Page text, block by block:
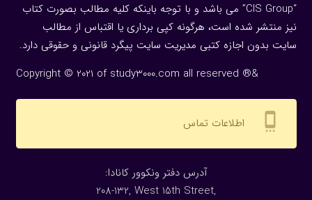
“CIS Group” می باشد و با توجه باینکه کلیه مطالب بصورت کتاب
نیز منتشر شده است، هرگونه كپی برداری یا اقتباس از مطالب
سایت بدون اجازه كتبی مدیریت سایت پیگرد قانونی و حقوقی دارد.
Copyright © 2021 of study3000.com all reserved ®&
settings_cell اطلاعات تماس
:آدرس دفتر ونکوور کانادا
208-132, West 15th Street,